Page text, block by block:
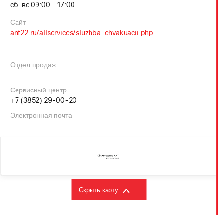
сб-вс 09:00 - 17:00
Сайт
ant22.ru/allservices/sluzhba-ehvakuacii.php
Отдел продаж
Сервисный центр
+7 (3852) 29-00-20
Электронная почта
Скрыть карту